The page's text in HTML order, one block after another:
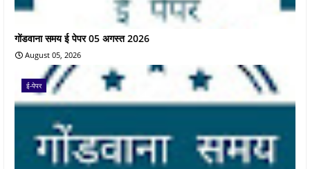
गोंडवाना समय ई पेपर 05 अगस्त 2026
August 05, 2026
ई-पेपर